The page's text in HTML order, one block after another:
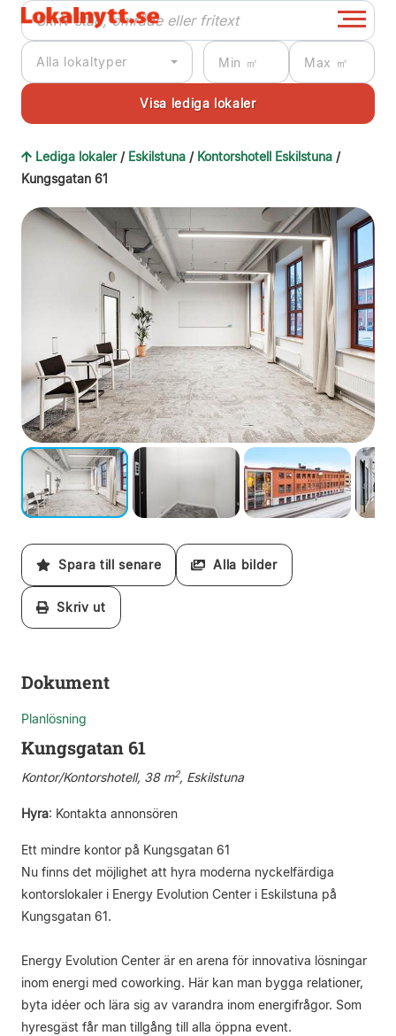
Alla lokaltyper
Lediga lokaler / Eskilstuna / Kontorshotell Eskilstuna /
Kungsgatan 61
Spara till senare Alla bilder
Skriv ut
Dokument
Planlösning
Kungsgatan 61
Kontor/Kontorshotell, 38 m2, Eskilstuna
Hyra: Kontakta annonsören
Ett mindre kontor på Kungsgatan 61
Nu finns det möjlighet att hyra moderna nyckelfärdiga
kontorslokaler i Energy Evolution Center i Eskilstuna på
Kungsgatan 61.
Energy Evolution Center är en arena för innovativa lösningar
inom energi med coworking. Här kan man bygga relationer,
byta idéer och lära sig av varandra inom energifrågor. Som
hyresgäst får man tillgång till alla öppna event.